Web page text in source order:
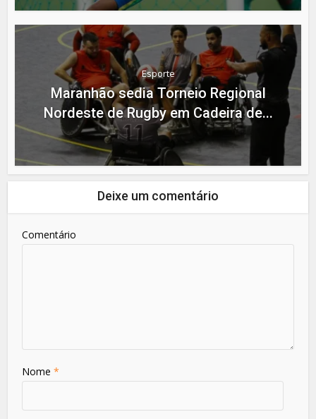
Esporte
Maranhão sedia Torneio Regional
Nordeste de Rugby em Cadeira de...
Deixe um comentário
Comentário
Nome*